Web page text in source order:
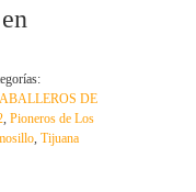
DE
, Pioneros de Los
, Tijuana